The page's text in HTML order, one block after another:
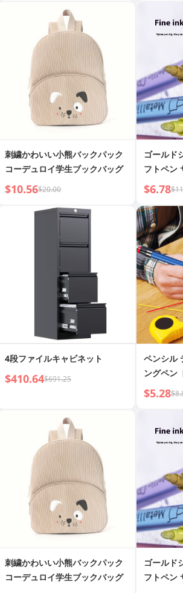
刺繍かわいい小熊バックパック
コーデュロイ学生ブックバッグ
$10.56$20.00
ゴールド
フトペン
ーペン
$6.78
4段ファイルキャビネット
$410.64$691.25
ペンシル
ングペン
ラファイ
プ
$5.28
刺繍かわいい小熊バックパック
コーデュロイ学生ブックバッグ
ゴールド
フトペン